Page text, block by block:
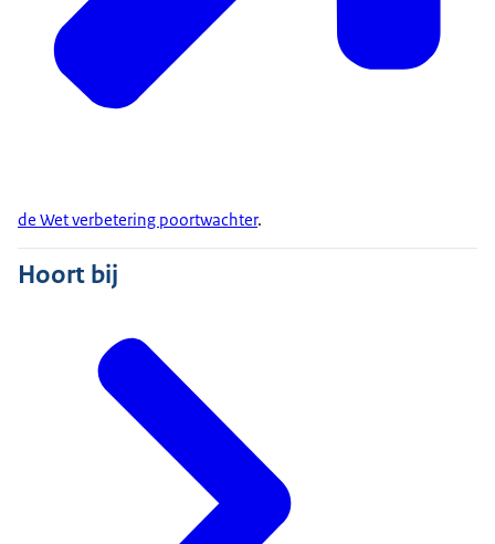
de Wet verbetering poortwachter.
Hoort bij